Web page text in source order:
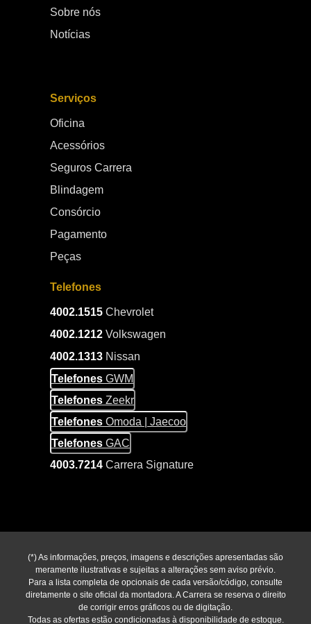
Sobre nós
Notícias
Serviços
Oficina
Acessórios
Seguros Carrera
Blindagem
Consórcio
Pagamento
Peças
Telefones
4002.1515 Chevrolet
4002.1212 Volkswagen
4002.1313 Nissan
Telefones GWM
Telefones Zeekr
Telefones Omoda | Jaecoo
Telefones GAC
4003.7214 Carrera Signature
(*) As informações, preços, imagens e descrições apresentadas são
meramente ilustrativas e sujeitas a alterações sem aviso prévio.
Para a lista completa de opcionais de cada versão/código, consulte
diretamente o site oficial da montadora. A Carrera se reserva o direito
de corrigir erros gráficos ou de digitação.
Todas as ofertas estão condicionadas à disponibilidade de estoque.